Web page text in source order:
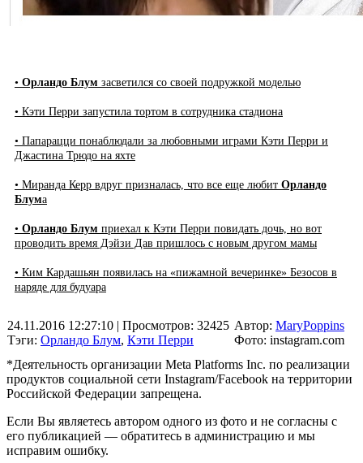
• Орландо Блум засветился со своей подружкой моделью
• Кэти Перри запустила тортом в сотрудника стадиона
• Папарацци понаблюдали за любовными играми Кэти Перри и
Джастина Трюдо на яхте
• Миранда Керр вдруг призналась, что все еще любит Орландо
Блума
• Орландо Блум приехал к Кэти Перри повидать дочь, но вот
проводить время Дэйзи Дав пришлось с новым другом мамы
• Ким Кардашьян появилась на «пижамной вечеринке» Безосов в
наряде для будуара
24.11.2016 12:27:10 | Просмотров: 32425
Тэги: Орландо Блум, Кэти Перри
Автор: MaryPoppins
Фото: instagram.com
*Деятельность организации Meta Platforms Inc. по реализации
продуктов социальной сети Instagram/Facebook на территории
Российской Федерации запрещена.
Если Вы являетесь автором одного из фото и не согласны с
его публикацией — обратитесь в администрацию и мы
исправим ошибку.